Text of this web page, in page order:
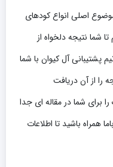
اصلی انواع کودهای
شما نتیجه دلخواه از
پشتیبانی آل کیوان با شما
را از آن دریافت
را برای شما در مقاله ای جدا
همراه باشید تا اطلاعات